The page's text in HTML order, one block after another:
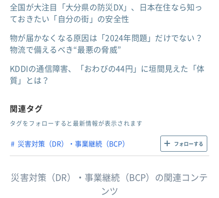
全国が大注目「大分県の防災DX」、日本在住なら知っ
ておきたい「自分の街」の安全性
物が届かなくなる原因は「2024年問題」だけでない？
物流で備えるべき“最悪の脅威”
KDDIの通信障害、「おわびの44円」に垣間見えた「体
質」とは？
関連タグ
タグをフォローすると最新情報が表示されます
災害対策（DR）・事業継続（BCP） フォローする
災害対策（DR）・事業継続（BCP）の関連コンテ
ンツ